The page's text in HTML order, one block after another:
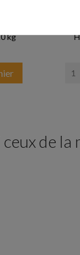
kg
de la